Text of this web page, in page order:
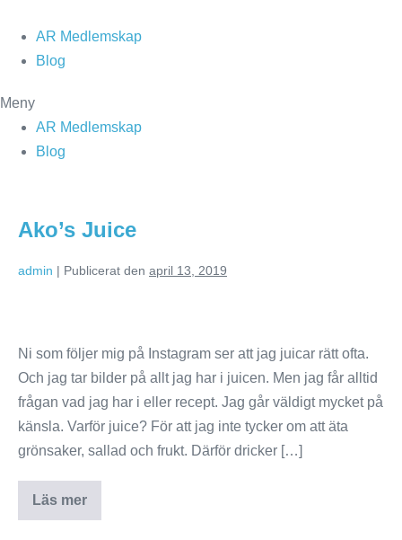
innehåll
AR Medlemskap
Blog
Meny
AR Medlemskap
Blog
Ako’s Juice
admin | Publicerat den april 13, 2019
Juice
Ni som följer mig på Instagram ser att jag juicar rätt ofta.
Och jag tar bilder på allt jag har i juicen. Men jag får alltid
frågan vad jag har i eller recept. Jag går väldigt mycket på
känsla. Varför juice? För att jag inte tycker om att äta
grönsaker, sallad och frukt. Därför dricker […]
Läs mer
Ako’s
Juice